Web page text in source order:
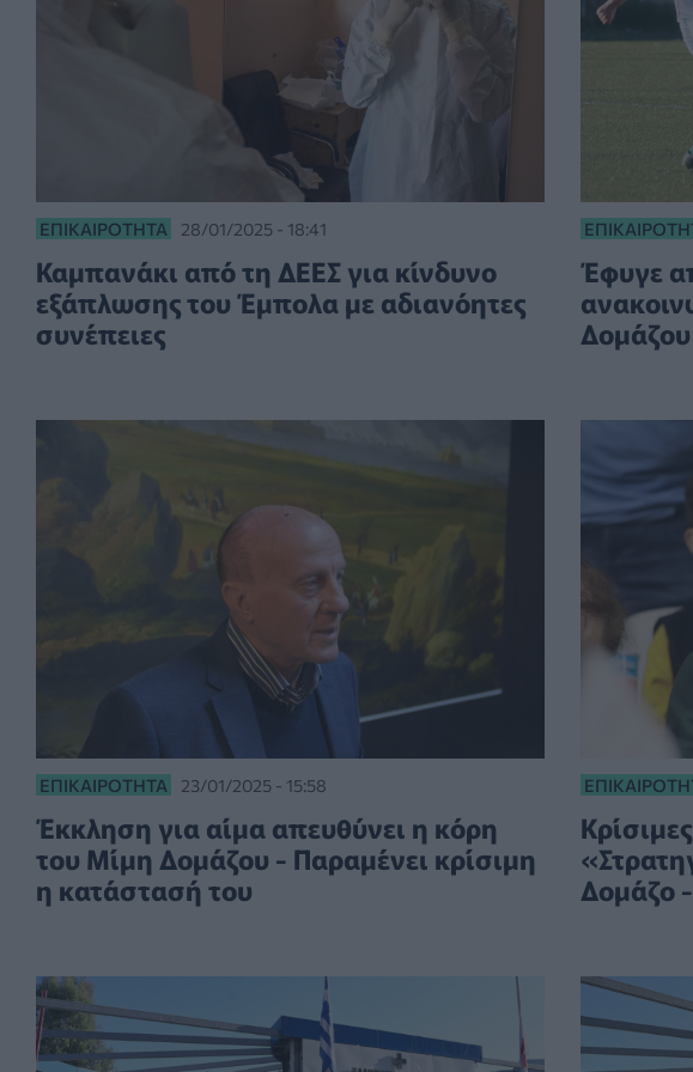
ΕΠΙΚΑΙΡΌΤΗΤΑ 28/01/2025 - 18:41
Καμπανάκι από τη ΔΕΕΣ για κίνδυνο
εξάπλωσης του Έμπολα με αδιανόητες
συνέπειες
Έφυγε
Δομάζου
ΕΠΙΚΑΙΡΌΤΗΤΑ 23/01/2025 - 15:58
Έκκληση για αίμα απευθύνει η κόρη
του Μίμη Δομάζου - Παραμένει κρίσιμη
η κατάστασή του
Δομάζο